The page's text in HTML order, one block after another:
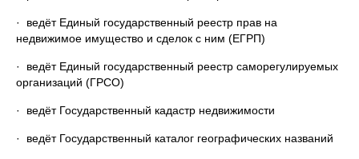
· ведёт Единый государственный реестр прав на
недвижимое имущество и сделок с ним (ЕГРП)
· ведёт Единый государственный реестр саморегулируемых
организаций (ГРСО)
· ведёт Государственный кадастр недвижимости
· ведёт Государственный каталог географических названий